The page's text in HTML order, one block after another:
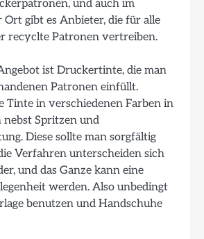
und auch im
gibt es Anbieter, die für alle
recyclte Patronen vertreiben.
ist Druckertinte, die man
Patronen einfüllt.
Tinte in verschiedenen Farben in
nebst Spritzen und
Diese sollte man sorgfältig
Verfahren unterscheiden sich
und das Ganze kann eine
werden. Also unbedingt
benutzen und Handschuhe